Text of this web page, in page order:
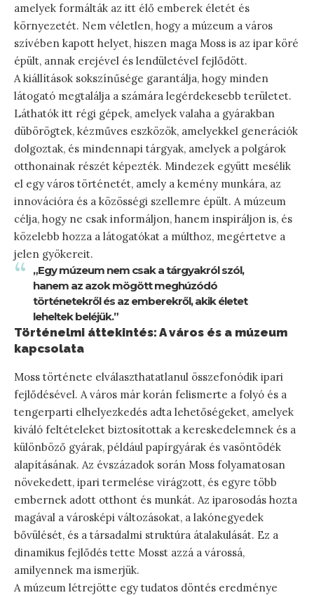
amelyek formálták az itt élő emberek életét és
környezetét. Nem véletlen, hogy a múzeum a város
szívében kapott helyet, hiszen maga Moss is az ipar köré
épült, annak erejével és lendületével fejlődött.
A kiállítások sokszínűsége garantálja, hogy minden
látogató megtalálja a számára legérdekesebb területet.
Láthatók itt régi gépek, amelyek valaha a gyárakban
dübörögtek, kézműves eszközök, amelyekkel generációk
dolgoztak, és mindennapi tárgyak, amelyek a polgárok
otthonainak részét képezték. Mindezek együtt mesélik
el egy város történetét, amely a kemény munkára, az
innovációra és a közösségi szellemre épült. A múzeum
célja, hogy ne csak informáljon, hanem inspiráljon is, és
közelebb hozza a látogatókat a múlthoz, megértetve a
jelen gyökereit.
„Egy múzeum nem csak a tárgyakról szól,
hanem az azok mögött meghúzódó
történetekről és az emberekről, akik életet
leheltek beléjük.”
Történelmi áttekintés: A város és a múzeum
kapcsolata
Moss története elválaszthatatlanul összefonódik ipari
fejlődésével. A város már korán felismerte a folyó és a
tengerparti elhelyezkedés adta lehetőségeket, amelyek
kiváló feltételeket biztosítottak a kereskedelemnek és a
különböző gyárak, például papírgyárak és vasöntödék
alapításának. Az évszázadok során Moss folyamatosan
növekedett, ipari termelése virágzott, és egyre több
embernek adott otthont és munkát. Az iparosodás hozta
magával a városképi változásokat, a lakónegyedek
bővülését, és a társadalmi struktúra átalakulását. Ez a
dinamikus fejlődés tette Mosst azzá a várossá,
amilyennek ma ismerjük.
A múzeum létrejötte egy tudatos döntés eredménye